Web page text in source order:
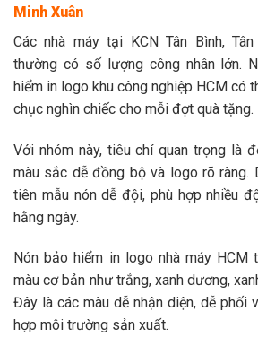
Minh Xuân
Các nhà máy tại KCN Tân Bình,
thường có số lượng công nhân lớn.
hiểm in logo khu công nghiệp HCM có
chục nghìn chiếc cho mỗi đợt quà tặng.
Với nhóm này, tiêu chí quan trọng là
màu sắc dễ đồng bộ và logo rõ ràng.
tiên mẫu nón dễ đội, phù hợp nhiều
hằng ngày.
Nón bảo hiểm in logo nhà máy HCM
màu cơ bản như trắng, xanh dương,
Đây là các màu dễ nhận diện, dễ phối
hợp môi trường sản xuất.